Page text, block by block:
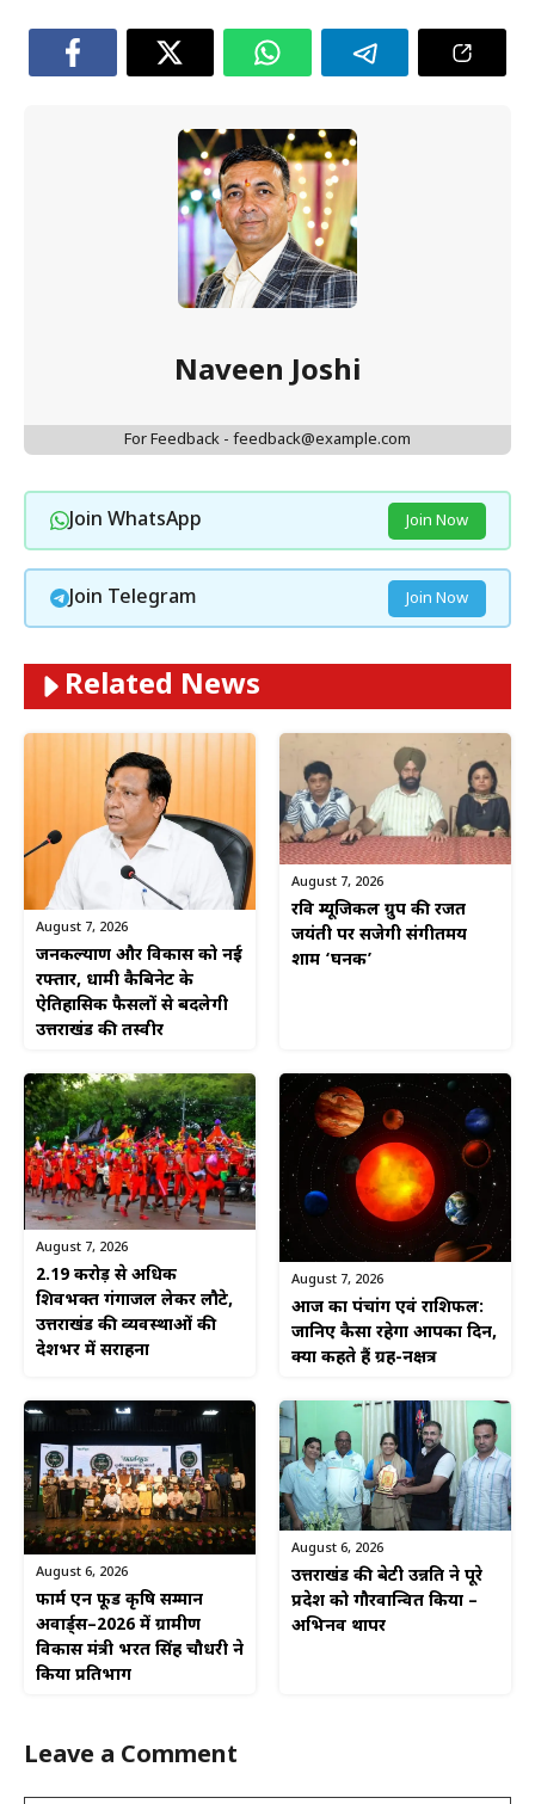
Naveen Joshi
For Feedback - feedback@example.com
Join WhatsApp Join Now
Join Telegram Join Now
Related News
August 7, 2026
जनकल्याण और विकास को नई
रफ्तार, धामी कैबिनेट के
ऐतिहासिक फैसलों से बदलेगी
उत्तराखंड की तस्वीर
August 7, 2026
रवि म्यूजिकल ग्रुप की रजत
जयंती पर सजेगी संगीतमय
शाम ‘घनक’
August 7, 2026
2.19 करोड़ से अधिक
शिवभक्त गंगाजल लेकर लौटे,
उत्तराखंड की व्यवस्थाओं की
देशभर में सराहना
August 7, 2026
आज का पंचांग एवं राशिफल:
जानिए कैसा रहेगा आपका दिन,
क्या कहते हैं ग्रह-नक्षत्र
August 6, 2026
फार्म एन फूड कृषि सम्मान
अवार्ड्स–2026 में ग्रामीण
विकास मंत्री भरत सिंह चौधरी ने
किया प्रतिभाग
August 6, 2026
उत्तराखंड की बेटी उन्नति ने पूरे
प्रदेश को गौरवान्वित किया –
अभिनव थापर
Leave a Comment